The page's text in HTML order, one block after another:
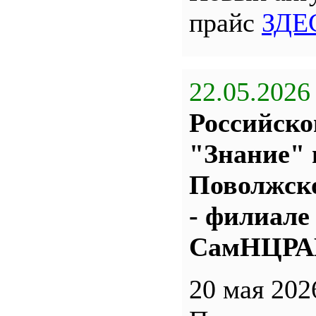
прайс
22.05.2026
"Знание"
- филиале
20 мая